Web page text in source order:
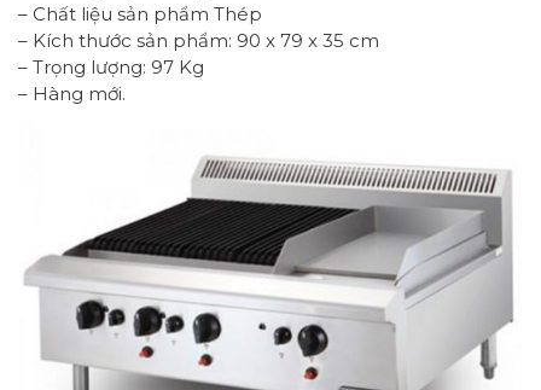
– Chất liệu sản phẩm Thép
– Kích thước sản phẩm: 90 x 79 x 35 cm
– Trọng lượng: 97 Kg
– Hàng mới.